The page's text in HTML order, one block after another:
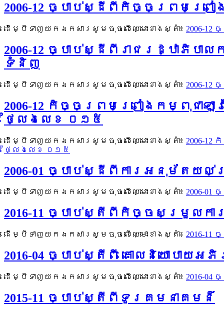
2006-12 ច្បាប់ស្ដីពីកិច្ចព្រមព្រ
ដើម្បីទាញយកឯកសារសូមចុចលើឈ្មោះខាងស្តាំ៖ 2006-
2006-12 ច្បាប់ស្ដីពីរាជរដ្ឋាភិប
ទំនិញ
ដើម្បីទាញយកឯកសារសូមចុចលើឈ្មោះខាងស្តាំ៖ 2006-
2006-12 កិច្ចព្រមព្រៀងកម្ពុជា
ថ្លៃងលេខ ០១៥
ដើម្បីទាញយកឯកសារសូមចុចលើឈ្មោះខាងស្តាំ៖ 2006-
ថ្លៃងលេខ ០១៥
2006-01 ច្បាប់ស្ដីពីការអនុម័តយ
ដើម្បីទាញយកឯកសារសូមចុចលើឈ្មោះខាងស្តាំ៖ 2006-
2016-11 ច្បាប់ស្តីពីកិច្ចសម្រួល
ដើម្បីទាញយកឯកសារសូមចុចលើឈ្មោះខាងស្តាំ៖ 2016-
2016-04 ច្បាប់ស្តីពី គោលនិយោបា
ដើម្បីទាញយកឯកសារសូមចុចលើឈ្មោះខាងស្តាំ៖ 2016-
2015-11 ច្បាប់ស្តីពីទូរគមនាគមន៏